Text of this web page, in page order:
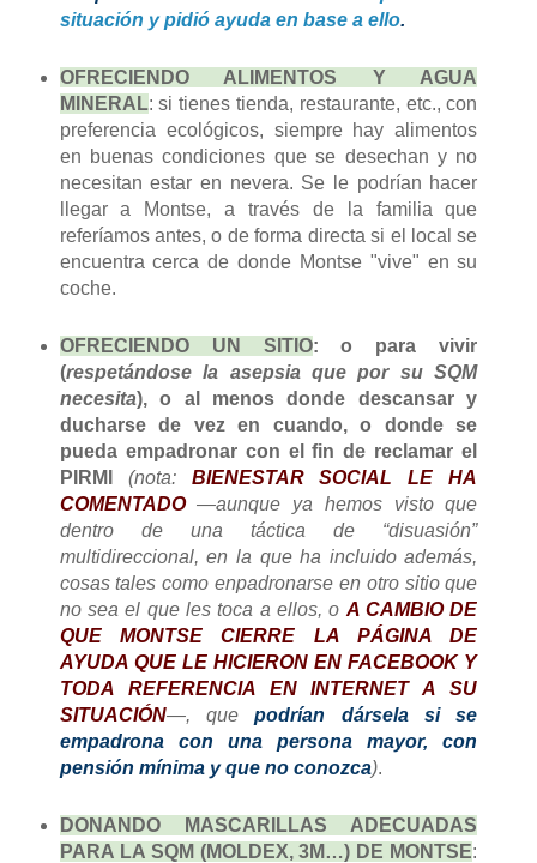
situación y pidió ayuda en base a ello.
OFRECIENDO ALIMENTOS Y AGUA
MINERAL: si tienes tienda, restaurante, etc., con
preferencia ecológicos, siempre hay alimentos
en buenas condiciones que se desechan y no
necesitan estar en nevera. Se le podrían hacer
llegar a Montse, a través de la familia que
referíamos antes, o de forma directa si el local se
encuentra cerca de donde Montse "vive" en su
coche.
OFRECIENDO UN SITIO: o para vivir
(respetándose la asepsia que por su SQM
necesita), o al menos donde descansar y
ducharse de vez en cuando, o donde se
pueda empadronar con el fin de reclamar el
PIRMI
(nota: BIENESTAR SOCIAL LE HA
COMENTADO—aunque ya hemos visto que
dentro de una táctica de “disuasión”
multidireccional, en la que ha incluido además,
cosas tales como enpadronarse en otro sitio que
no sea el que les toca a ellos, o A CAMBIO DE
QUE MONTSE CIERRE LA PÁGINA DE
AYUDA QUE LE HICIERON EN FACEBOOK Y
TODA REFERENCIA EN INTERNET A SU
SITUACIÓN—, quepodrían dársela si se
empadrona con una persona mayor, con
pensión mínima y que no conozca).
DONANDO MASCARILLAS ADECUADAS
PARA LA SQM (MOLDEX, 3M…) DE MONTSE: